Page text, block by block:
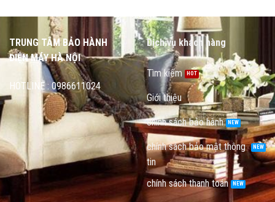
TRUNG TÂM BẢO HÀNH
ĐIỆN MÁY HÀ NỘI
HOTLINE : 0986611024
Dịch vụ khách hàng
Tìm kiếm
Giới thiệu
chính sách bảo hành
chính sách bảo mật thông
tin
chính sách thanh toán